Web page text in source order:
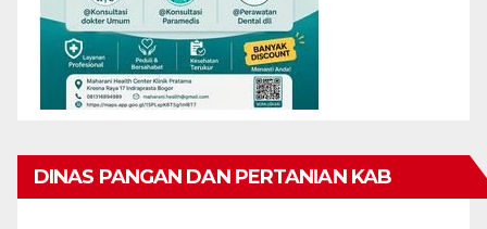
DINAS PANGAN DAN PERTANIAN KAB